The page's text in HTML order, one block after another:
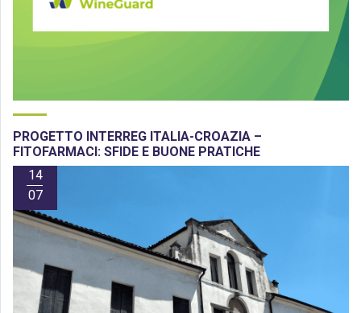
PROGETTO INTERREG ITALIA-CROAZIA –
FITOFARMACI: SFIDE E BUONE PRATICHE
14
07